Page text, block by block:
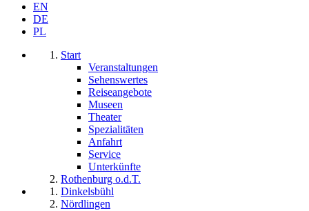
EN
DE
PL
Start
Veranstaltungen
Sehenswertes
Reiseangebote
Museen
Theater
Spezialitäten
Anfahrt
Service
Unterkünfte
Rothenburg o.d.T.
Dinkelsbühl
Nördlingen